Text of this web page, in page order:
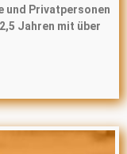
und Privatpersonen
Jahren mit über